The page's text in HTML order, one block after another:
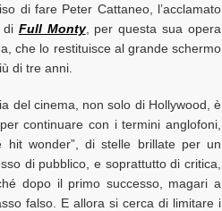
di fare Peter Cattaneo, l’acclamato
di Full Monty, per questa sua opera
che lo restituisce al grande schermo
di tre anni.
del cinema, non solo di Hollywood, è
continuare con i termini anglofoni,
hit wonder”, di stelle brillate per un
di pubblico, e soprattutto di critica,
dopo il primo successo, magari a
falso. E allora si cerca di limitare i